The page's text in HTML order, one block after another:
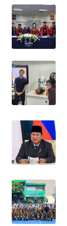
WAHANA
UMKM
SELEB
WAHANA
PERSONA
WAHANA
OTOMOTIF
WAHANA
WAHANA
DESA
WISATA